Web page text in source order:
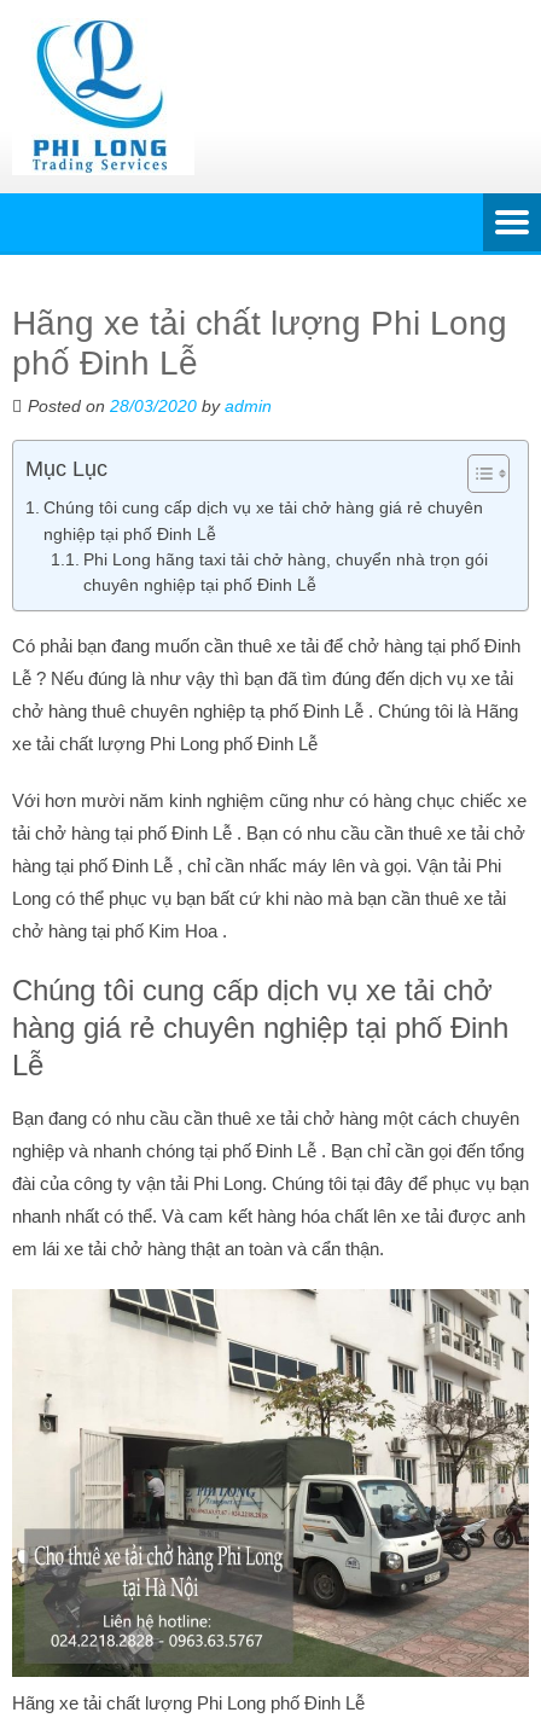
Hãng xe tải chất lượng Phi Long
phố Đinh Lễ
Posted on 28/03/2020 byadmin
Mục Lục
Chúng tôi cung cấp dịch vụ xe tải chở hàng giá rẻ chuyên
nghiệp tại phố Đinh Lễ
Phi Long hãng taxi tải chở hàng, chuyển nhà trọn gói
chuyên nghiệp tại phố Đinh Lễ
Có phải bạn đang muốn cần thuê xe tải để chở hàng tại phố Đinh
Lễ ? Nếu đúng là như vậy thì bạn đã tìm đúng đến dịch vụ xe tải
chở hàng thuê chuyên nghiệp tạ phố Đinh Lễ . Chúng tôi là Hãng
xe tải chất lượng Phi Long phố Đinh Lễ
Với hơn mười năm kinh nghiệm cũng như có hàng chục chiếc xe
tải chở hàng tại phố Đinh Lễ . Bạn có nhu cầu cần thuê xe tải chở
hàng tại phố Đinh Lễ , chỉ cần nhấc máy lên và gọi. Vận tải Phi
Long có thể phục vụ bạn bất cứ khi nào mà bạn cần thuê xe tải
chở hàng tại phố Kim Hoa .
Chúng tôi cung cấp dịch vụ xe tải chở
hàng giá rẻ chuyên nghiệp tại phố Đinh
Lễ
Bạn đang có nhu cầu cần thuê xe tải chở hàng một cách chuyên
nghiệp và nhanh chóng tại phố Đinh Lễ . Bạn chỉ cần gọi đến tổng
đài của công ty vận tải Phi Long. Chúng tôi tại đây để phục vụ bạn
nhanh nhất có thể. Và cam kết hàng hóa chất lên xe tải được anh
em lái xe tải chở hàng thật an toàn và cẩn thận.
Hãng xe tải chất lượng Phi Long phố Đinh Lễ